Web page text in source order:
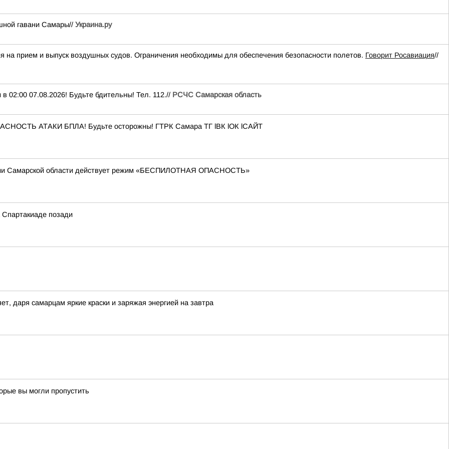
гавани Самары// Украина.ру
и выпуск воздушных судов. Ограничения необходимы для обеспечения безопасности полетов. Говорит Росавиация//
07.08.2026! Будьте бдительны! Тел. 112.// РСЧС Самарская область
АТАКИ БПЛА! Будьте осторожны! ГТРК Самара ТГ lВК lОК lСАЙТ
Самарской области действует режим «БЕСПИЛОТНАЯ ОПАСНОСТЬ»
позади
даря самарцам яркие краски и заряжая энергией на завтра
вы могли пропустить